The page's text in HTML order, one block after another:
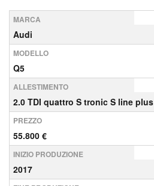
MARCA
Audi
MODELLO
Q5
ALLESTIMENTO
2.0 TDI quattro S tronic S line plus
PREZZO
55.800 €
INIZIO PRODUZIONE
2017